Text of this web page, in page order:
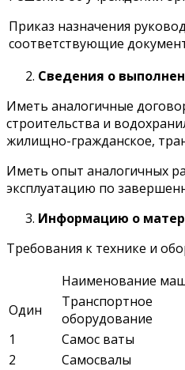
Приказ назначения
соответствующие
Сведения о
Иметь аналогичные
строительства и
жилищно-гражданское,
Иметь опыт аналогичных
эксплуатацию по
Информацию о
Требования к технике и
Наименование
Один
Транспортное
оборудование
1
Самос ваты
2
Самосвалы